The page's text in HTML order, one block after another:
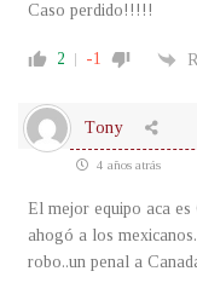
Caso perdido!!!!!
2 -1
Tony
4 años atrás
El mejor equipo aca es
ahogó a los
robo..un penal a